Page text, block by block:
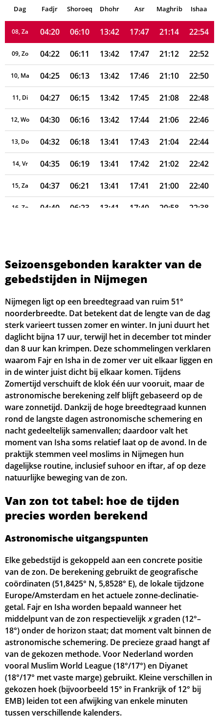
Dag Fadjr Shoroeq Dhohr Asr Maghrib Ishaa
07, Vr 04:17 06:08 13:42 17:48 21:16 22:56
08, Za 04:20 06:10 13:42 17:47 21:14 22:54
09, Zo 04:22 06:11 13:42 17:47 21:12 22:52
10, Ma 04:25 06:13 13:42 17:46 21:10 22:50
11, Di 04:27 06:15 13:42 17:45 21:08 22:48
12, Wo 04:30 06:16 13:42 17:44 21:06 22:46
13, Do 04:32 06:18 13:41 17:43 21:04 22:44
14, Vr 04:35 06:19 13:41 17:42 21:02 22:42
15, Za 04:37 06:21 13:41 17:41 21:00 22:40
16, Zo 04:40 06:23 13:41 17:40 20:58 22:38
19, Wo 04:47 06:27 13:40
04:49 06:29 13:40 17:35 20:50
21, Vr 04:51 06:31 13:40 17:34 20:48 22:28
22, Za 04:54 06:32 13:39 17:33 20:46 22:26
23, Zo 04:56 06:34 13:39 17:32 20:44 22:24
24, Ma 04:58 06:36 13:39 17:30 20:41 22:21
25, Di 05:00 06:37 13:39 17:29 20:39 22:19
26, Wo 05:03 06:39 13:38 17:28 20:37
27, Do 05:05 06:40 13:38 17:27 20:35
28, Vr 05:07 06:42 13:38 17:25 20:33 22:13
30, Zo 05:11 06:45 13:37 17:23
31, Ma 05:13 06:47 13:37 17:21
Seizoensgebonden karakter van de
gebedstijden in Nijmegen
Nijmegen ligt op een breedtegraad van ruim 51°
noorderbreedte. Dat betekent dat de lengte van de dag
sterk varieert tussen zomer en winter. In juni duurt het
daglicht bijna 17 uur, terwijl het in december tot minder
dan 8 uur kan krimpen. Deze schommelingen verklaren
waarom Fajr en Isha in de zomer ver uit elkaar liggen en
in de winter juist dicht bij elkaar komen. Tijdens
Zomertijd verschuift de klok één uur vooruit, maar de
astronomische berekening zelf blijft gebaseerd op de
ware zonnetijd. Dankzij de hoge breedtegraad kunnen
rond de langste dagen astronomische schemering en
nacht gedeeltelijk samenvallen; daardoor valt het
moment van Isha soms relatief laat op de avond. In de
praktijk stemmen veel moslims in Nijmegen hun
dagelijkse routine, inclusief suhoor en iftar, af op deze
natuurlijke beweging van de zon.
Van zon tot tabel: hoe de tijden
precies worden berekend
Astronomische uitgangspunten
Elke gebedstijd is gekoppeld aan een concrete positie
van de zon. De berekening gebruikt de geografische
coördinaten (51,8425° N, 5,8528° E), de lokale tijdzone
Europe/Amsterdam en het actuele zonne-declinatie-
getal. Fajr en Isha worden bepaald wanneer het
middelpunt van de zon respectievelijkxgraden (12°–
18°) onder de horizon staat; dat moment valt binnen de
astronomische schemering. De precieze graad hangt af
van de gekozen methode. Voor Nederland worden
vooral Muslim World League (18°/17°) en Diyanet
(18°/17° met vaste marge) gebruikt. Kleine verschillen in
gekozen hoek (bijvoorbeeld 15° in Frankrijk of 12° bij
EMB) leiden tot een afwijking van enkele minuten
tussen verschillende kalenders.